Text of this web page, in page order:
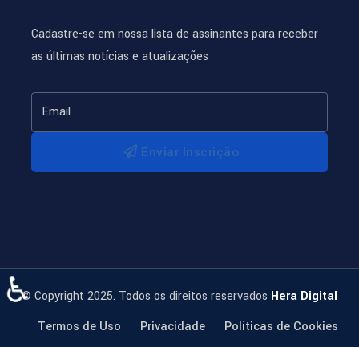
Cadastre-se em nossa lista de assinantes para receber
as últimas notícias e atualizações
Enviar Inscrição
© Copyright 2025. Todos os direitos reservados Hera Digital
Termos de Uso
Privacidade Políticas de Cookies